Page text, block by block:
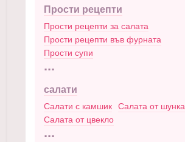
Прости рецепти
Прости рецепти за салата
Прости рецепти във фурната
Прости супи
...
салати
Салати с камшик
Салата от шунка
Салата от цвекло
...